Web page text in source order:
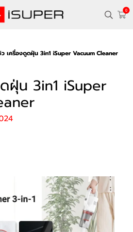
0
ว เครื่องดูดฝุ่น 3in1 iSuper Vacuum Cleaner
ฝุ่น 3in1 iSuper